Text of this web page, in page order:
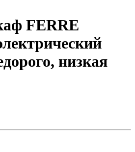
FERRE
низкая